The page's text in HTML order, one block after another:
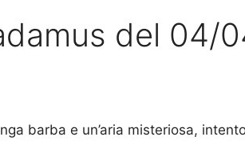
del 04/
barba e un’aria misteriosa,